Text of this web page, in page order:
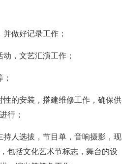
做好记录工作；
，文艺汇演工作；
的安装，搭建维修工作，确保供
行；
人选拔，节目单，音响摄影，现
包括文化艺术节标志，舞台的设